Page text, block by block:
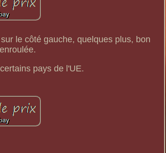
le côté gauche, quelques plus, bon
pays de l'UE.